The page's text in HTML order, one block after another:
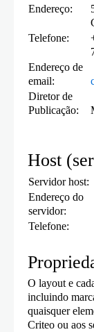
Endereço:
Telefone:
Endereço de
email:
Diretor de
Publicação:
Host
Servidor host:
Endereço do
servidor:
Telefone:
O layout e
incluindo
quaisquer
Criteo ou aos